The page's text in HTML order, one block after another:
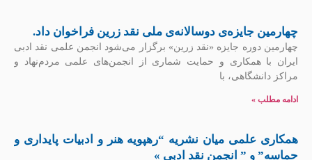
چهارمین جایزه‌ی دوسالانه‌ی ملی نقد زرین فراخوان داد.
چهارمین دوره جایزه «نقد زرین» برگزار می‌شود انجمن علمی نقد ادبی
ایران با همکاری و حمایت شماری از انجمن‏‌های علمی مردم‌‏نهاد و
مراکز دانشگاهی، با
ادامه مطلب »
همکاری علمی میان نشریه “رهپویه هنر و ادبیات پایداری و
حماسه” و ” انجمن نقد ادبی »